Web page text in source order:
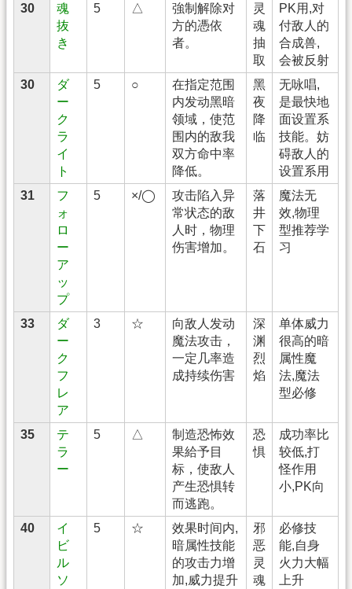
30
魂
抜
き
5 △
強制解除对
方的憑依
者。
灵
魂
抽
取
PK用,对
付敌人的
合成兽,
会被反射
30
ダ
ー
ク
ラ
イ
ト
5 ○
在指定范围
内发动黑暗
领域，使范
围内的敌我
双方命中率
降低。
黑
夜
降
临
无咏唱,
是最快地
面设置系
技能。妨
碍敌人的
设置系用
31
フ
ォ
ロ
ー
ア
ッ
プ
5 ×/◯
攻击陷入异
常状态的敌
人时，物理
伤害增加。
落
井
下
石
魔法无
效,物理
型推荐学
习
33
ダ
ー
ク
フ
レ
ア
3 ☆
向敌人发动
魔法攻击，
一定几率造
成持续伤害
深
渊
烈
焰
单体威力
很高的暗
属性魔
法,魔法
型必修
35
テ
ラ
ー
5 △
制造恐怖效
果給予目
标，使敌人
产生恐惧转
而逃跑。
恐
惧
成功率比
较低,打
怪作用
小,PK向
40
イ
ビ
ル
ソ
5 ☆
效果时间内,
暗属性技能
的攻击力增
加,威力提升
邪
恶
灵
魂
必修技
能,自身
火力大幅
上升